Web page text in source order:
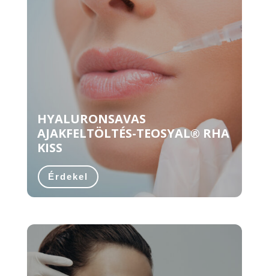
HYALURONSAVAS
AJAKFELTÖLTÉS-TEOSYAL® RHA
KISS
Érdekel